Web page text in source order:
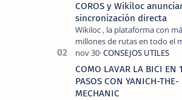
COROS y Wikiloc
sincronización directa
Wikiloc , la plataforma con
millones de rutas en todo el
COROS , marca de dispositivos
reconocida mundialmente por
tecnolo…
COMO LAVAR LA BICI EN
PASOS CON YANICH-THE-
MECHANIC